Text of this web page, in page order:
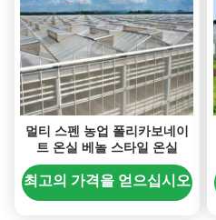
멀티 스펜 농업 폴리카보네이
트 온실 베놀 스타일 온실
최고의 가격을 얻으십시오